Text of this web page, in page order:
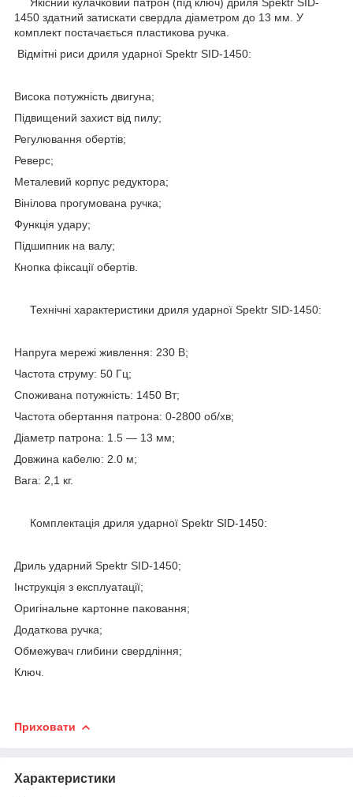
1450 здатний затискати свердла діаметром до 13 мм. У
комплект постачається пластикова ручка.
Відмітні риси дриля ударної Spektr SID-1450:
Висока потужність двигуна;
Підвищений захист від пилу;
Регулювання обертів;
Реверс;
Металевий корпус редуктора;
Вінілова прогумована ручка;
Функція удару;
Підшипник на валу;
Кнопка фіксації обертів.
Технічні характеристики дриля ударної Spektr SID-1450:
Напруга мережі живлення: 230 В;
Частота струму: 50 Гц;
Споживана потужність: 1450 Вт;
Частота обертання патрона: 0-2800 об/хв;
Діаметр патрона: 1.5 — 13 мм;
Довжина кабелю: 2.0 м;
Вага: 2,1 кг.
Комплектація дриля ударної Spektr SID-1450:
Дриль ударний Spektr SID-1450;
Інструкція з експлуатації;
Оригінальне картонне паковання;
Додаткова ручка;
Обмежувач глибини свердління;
Ключ.
Приховати
Характеристики